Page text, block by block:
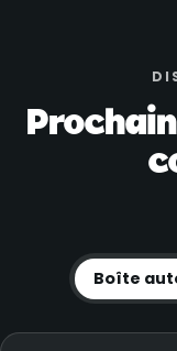
Boîte